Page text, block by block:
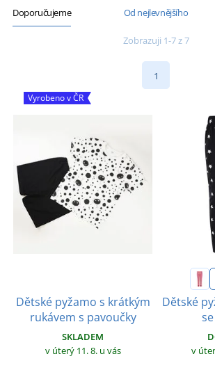
Doporučujeme Od nejlevnějšího
Zobrazuji 1-7 z 7
1
Vyrobeno v ČR
Dětské pyžamo s krátkým
rukávem s pavoučky
SKLADEM
v úterý 11. 8. u vás
Dětské
v